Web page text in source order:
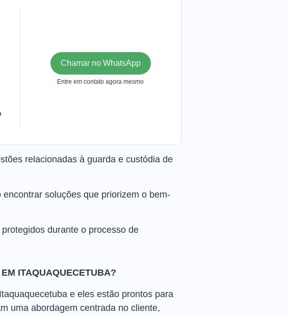
Chamar no WhatsApp
Entre em contato agora mesmo
relacionadas à guarda e custódia de
soluções que priorizem o bem-
durante o processo de
ITAQUAQUECETUBA?
e eles estão prontos para
uma abordagem centrada no cliente,